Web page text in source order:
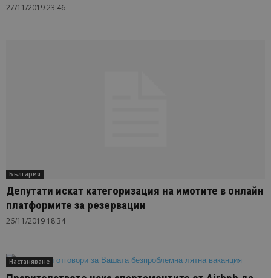
27/11/2019 23:46
България
Депутати искат категоризация на имотите в онлайн
платформите за резервации
26/11/2019 18:34
Настаняване